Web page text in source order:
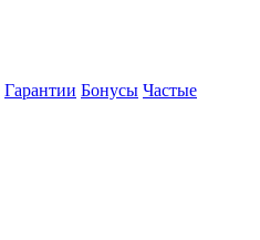
Гарантии Бонусы Частые